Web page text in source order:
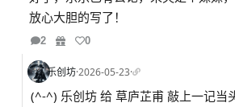
放心大胆的写了！
2 0
乐创坊·2026-05-23·
(^-^) 乐创坊 给 草庐芷甫 敲上一记当